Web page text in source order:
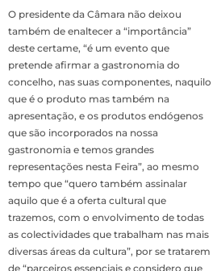
O presidente da Câmara não deixou
também de enaltecer a “importância”
deste certame, “é um evento que
pretende afirmar a gastronomia do
concelho, nas suas componentes, naquilo
que é o produto mas também na
apresentação, e os produtos endógenos
que são incorporados na nossa
gastronomia e temos grandes
representações nesta Feira”, ao mesmo
tempo que “quero também assinalar
aquilo que é a oferta cultural que
trazemos, com o envolvimento de todas
as colectividades que trabalham nas mais
diversas áreas da cultura”, por se tratarem
de “parceiros essenciais e considero que